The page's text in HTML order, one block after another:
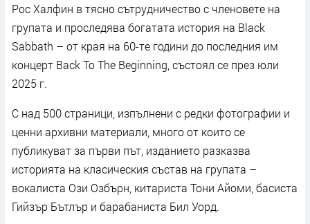
Рос Халфин в тясно сътрудничество с членовете на
групата и проследява богатата история на Black
Sabbath – от края на 60-те години до последния им
концерт Back To The Beginning, състоял се през юли
2025 г.
С над 500 страници, изпълнени с редки фотографии и
ценни архивни материали, много от които се
публикуват за първи път, изданието разказва
историята на класическия състав на групата –
вокалиста Ози Озбърн, китариста Тони Айоми, басиста
Гийзър Бътлър и барабаниста Бил Уорд.